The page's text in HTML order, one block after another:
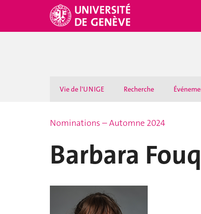
Vie de l'UNIGE Recherche
Nominations – Automne 2024
Barbara